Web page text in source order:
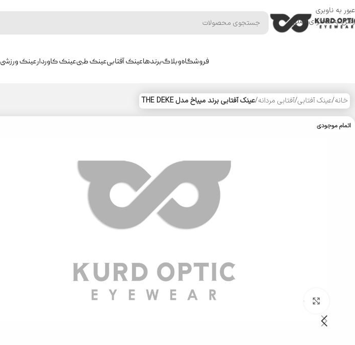
عبور به ناوبری
رفتن به محتوای اصلی
فروشگاهوبلاگبرندهاعینک آفتابیعینک طبیعینک کاوردارعینک ورزشی
خانه/عینک آفتابی/آفتابی مردانه/عینک آفتابی برند میباخ مدل THE DEKE
اتمام موجودی